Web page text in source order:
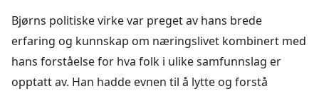
Bjørns politiske virke var preget av hans brede
erfaring og kunnskap om næringslivet kombinert med
hans forståelse for hva folk i ulike samfunnslag er
opptatt av. Han hadde evnen til å lytte og forstå